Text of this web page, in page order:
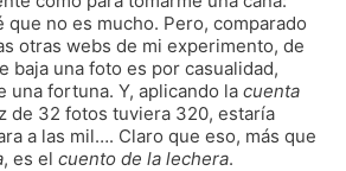
que no es mucho. Pero, comparado
otras webs de mi experimento, de
baja una foto es por casualidad,
una fortuna. Y, aplicando la cuenta
de 32 fotos tuviera 320, estaría
a las mil…. Claro que eso, más que
, es el cuento de la lechera.